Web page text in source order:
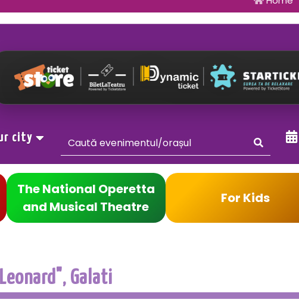
city
The National Operetta
and Musical Theatre
For Kids
Galati